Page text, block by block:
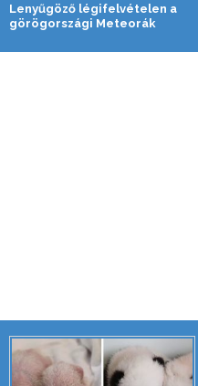
Lenyűgöző légifelvételen a
görögországi Meteorák